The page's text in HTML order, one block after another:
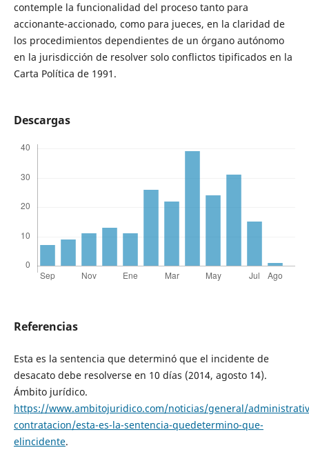
contemple la funcionalidad del proceso tanto para
accionante-accionado, como para jueces, en la claridad de
los procedimientos dependientes de un órgano autónomo
en la jurisdicción de resolver solo conflictos tipificados en la
Carta Política de 1991.
Descargas
Referencias
Esta es la sentencia que determinó que el incidente de
desacato debe resolverse en 10 días (2014, agosto 14).
Ámbito jurídico.
https://www.ambitojuridico.com/noticias/general/
contratacion/esta-es-la-sentencia-quedetermino-que-
elincidente.